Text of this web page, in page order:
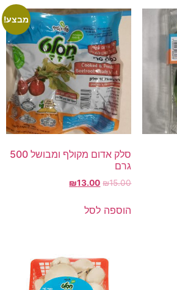
מבצע!
סלק אדום מקולף ומבושל 500
גרם
₪15.00
₪13.00
הוספה לסל